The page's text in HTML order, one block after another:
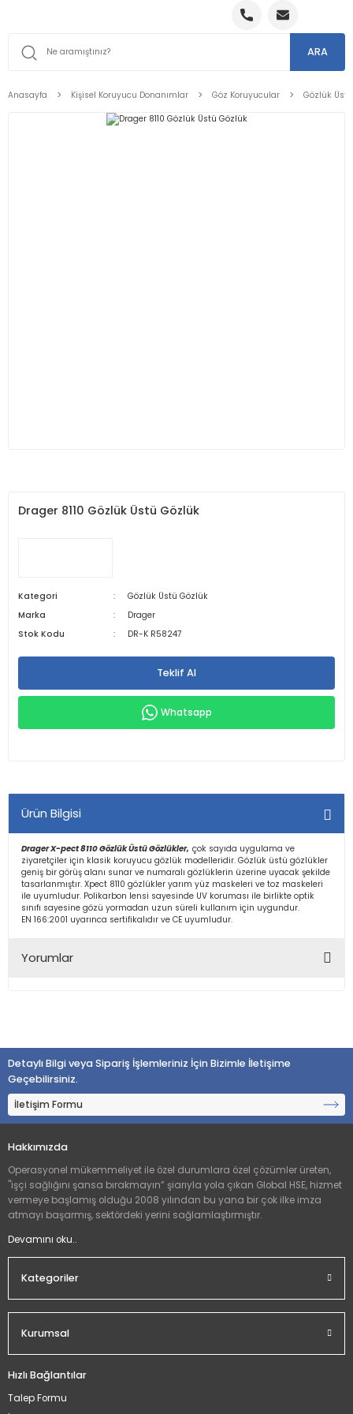
ARA
Anasayfa Kişisel Koruyucu Donanımlar Göz Koruyucular Gözlük
Drager 8110 Gözlük Üstü Gözlük
Kategori
Gözlük Üstü Gözlük
Marka
Drager
Stok Kodu
DR-K R58247
Teklif Al
Whatsapp
Ürün Bilgisi
Drager X-pect 8110 Gözlük Üstü Gözlükler, çok sayıda uygulama ve
ziyaretçiler için klasik koruyucu gözlük modelleridir. Gözlük üstü gözlükler
geniş bir görüş alanı sunar ve numaralı gözlüklerin üzerine uyacak şekilde
tasarlanmıştır. Xpect 8110 gözlükler yarım yüz maskeleri ve toz maskeleri
ile uyumludur. Polikarbon lensi sayesinde UV koruması ile birlikte optik
sınıfı sayesine gözü yormadan uzun süreli kullanım için uygundur.
EN 166:2001 uyarınca sertifikalıdır ve CE uyumludur.
Yorumlar
Yorum Yaz
Detaylı Bilgi veya Sipariş İşlemleriniz İçin Bizimle İletişime
Geçebilirsiniz.
İletişim Formu
Hakkımızda
Operasyonel mükemmeliyet ile özel durumlara özel çözümler üreten,
"işçi sağlığını şansa bırakmayın” şiarıyla yola çıkan Global HSE, hizmet
vermeye başlamış olduğu 2008 yılından bu yana bir çok ilke imza
atmayı başarmış, sektördeki yerini sağlamlaştırmıştır.
Devamını oku..
Kategoriler
Kurumsal
Hızlı Bağlantılar
Talep Formu